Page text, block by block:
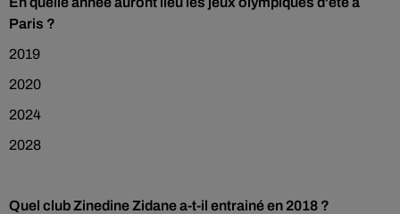
Paris ?
2019
2020
2024
2028
Quel club Zinedine Zidane a-t-il entrainé en 2018 ?